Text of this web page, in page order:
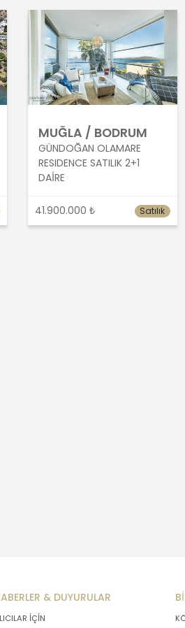
MUĞLA / BODRUM
GÜNDOĞAN OLAMARE
RESIDENCE SATILIK 2+1
DAİRE
41.900.000 ₺ Satılık
& DUYURULAR
İÇİN